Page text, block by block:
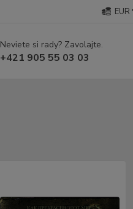
EUR
Neviete si rady? Zavolajte.
+421 905 55 03 03